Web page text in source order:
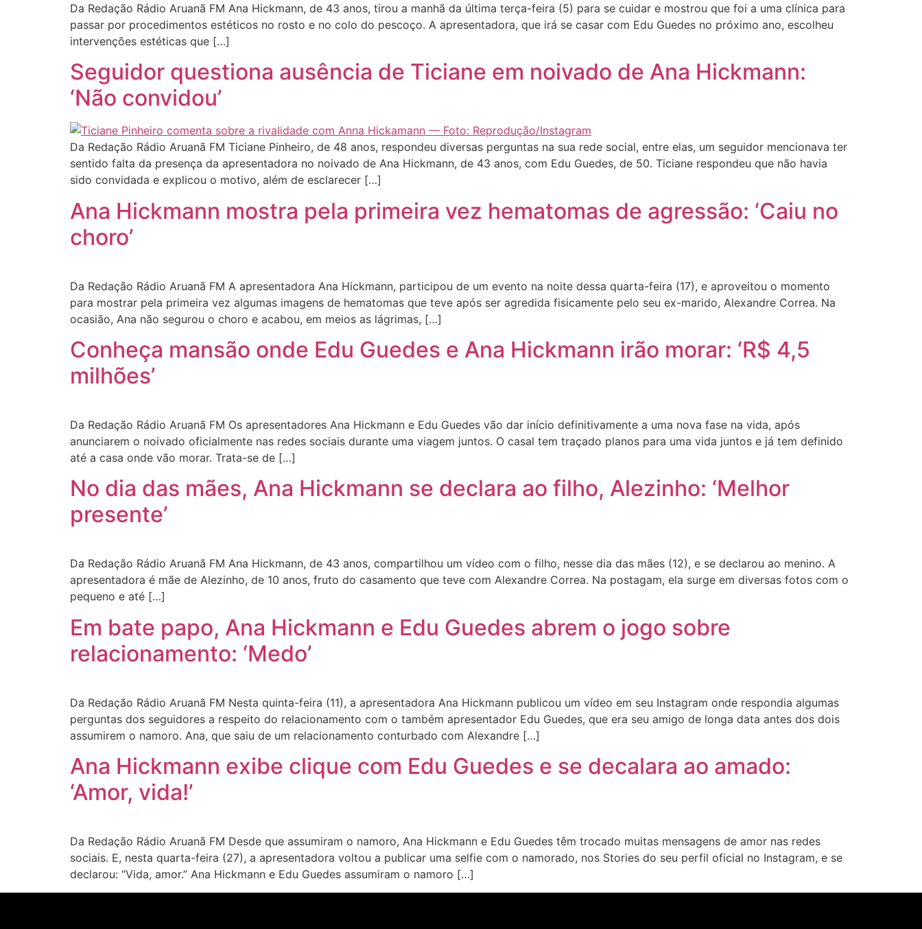
Da Redação Rádio Aruanã FM Ana Hickmann, de 43 anos, tirou a manhã da última terça-feira (5) para se cuidar e mostrou que foi a uma clínica para
passar por procedimentos estéticos no rosto e no colo do pescoço. A apresentadora, que irá se casar com Edu Guedes no próximo ano, escolheu
intervenções estéticas que […]
Seguidor questiona ausência de Ticiane em noivado de Ana Hickmann:
‘Não convidou’
Da Redação Rádio Aruanã FM Ticiane Pinheiro, de 48 anos, respondeu diversas perguntas na sua rede social, entre elas, um seguidor mencionava ter
sentido falta da presença da apresentadora no noivado de Ana Hickmann, de 43 anos, com Edu Guedes, de 50. Ticiane respondeu que não havia
sido convidada e explicou o motivo, além de esclarecer […]
Ana Hickmann mostra pela primeira vez hematomas de agressão: ‘Caiu no
choro’
Da Redação Rádio Aruanã FM A apresentadora Ana Hickmann, participou de um evento na noite dessa quarta-feira (17), e aproveitou o momento
para mostrar pela primeira vez algumas imagens de hematomas que teve após ser agredida fisicamente pelo seu ex-marido, Alexandre Correa. Na
ocasião, Ana não segurou o choro e acabou, em meios as lágrimas, […]
Conheça mansão onde Edu Guedes e Ana Hickmann irão morar: ‘R$ 4,5
milhões’
Da Redação Rádio Aruanã FM Os apresentadores Ana Hickmann e Edu Guedes vão dar início definitivamente a uma nova fase na vida, após
anunciarem o noivado oficialmente nas redes sociais durante uma viagem juntos. O casal tem traçado planos para uma vida juntos e já tem definido
até a casa onde vão morar. Trata-se de […]
No dia das mães, Ana Hickmann se declara ao filho, Alezinho: ‘Melhor
presente’
Da Redação Rádio Aruanã FM Ana Hickmann, de 43 anos, compartilhou um vídeo com o filho, nesse dia das mães (12), e se declarou ao menino. A
apresentadora é mãe de Alezinho, de 10 anos, fruto do casamento que teve com Alexandre Correa. Na postagam, ela surge em diversas fotos com o
pequeno e até […]
Em bate papo, Ana Hickmann e Edu Guedes abrem o jogo sobre
relacionamento: ‘Medo’
Da Redação Rádio Aruanã FM Nesta quinta-feira (11), a apresentadora Ana Hickmann publicou um vídeo em seu Instagram onde respondia algumas
perguntas dos seguidores a respeito do relacionamento com o também apresentador Edu Guedes, que era seu amigo de longa data antes dos dois
assumirem o namoro. Ana, que saiu de um relacionamento conturbado com Alexandre […]
Ana Hickmann exibe clique com Edu Guedes e se decalara ao amado:
‘Amor, vida!’
Da Redação Rádio Aruanã FM Desde que assumiram o namoro, Ana Hickmann e Edu Guedes têm trocado muitas mensagens de amor nas redes
sociais. E, nesta quarta-feira (27), a apresentadora voltou a publicar uma selfie com o namorado, nos Stories do seu perfil oficial no Instagram, e se
declarou: “Vida, amor.” Ana Hickmann e Edu Guedes assumiram o namoro […]